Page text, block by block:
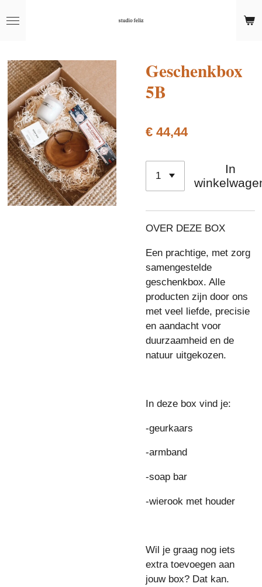
direct
hoofdinhoud
Geschenkbox
5B
€ 44,44
In
OVER DEZE BOX
Een prachtige, met zorg
samengestelde
geschenkbox. Alle
producten zijn door ons
met veel liefde, precisie
en aandacht voor
duurzaamheid en de
natuur uitgekozen.
In deze box vind je:
-geurkaars
-armband
-soap bar
-wierook met houder
Wil je graag nog iets
extra toevoegen aan
jouw box? Dat kan.